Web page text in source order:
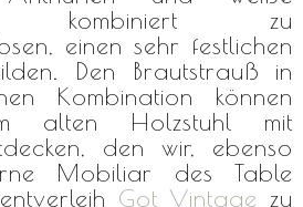
kombiniert zu
einen sehr festlichen
Den Brautstrauß in
Kombination können
alten Holzstuhl mit
den wir, ebenso
Mobiliar des Table
Got Vintage zu